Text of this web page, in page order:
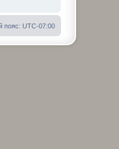
пояс: UTC-07:00